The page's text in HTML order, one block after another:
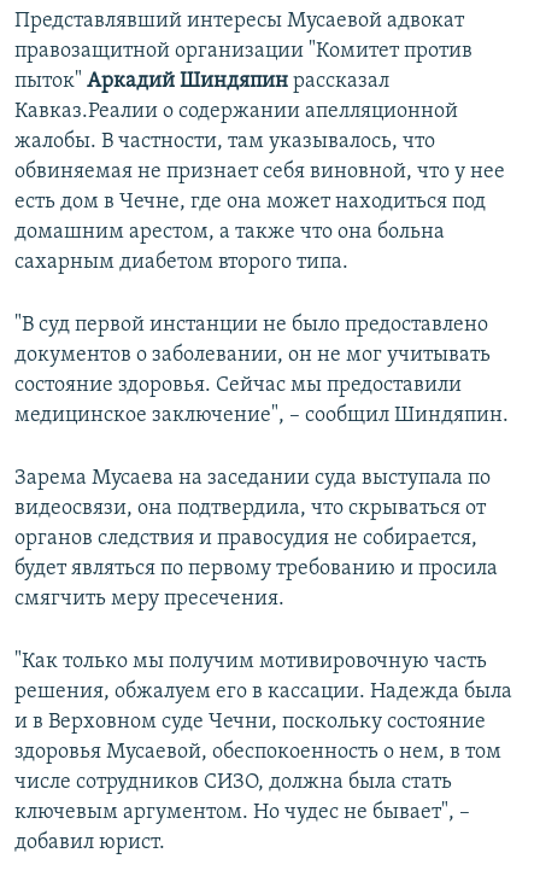
Представлявший интересы Мусаевой адвокат
правозащитной организации "Комитет против
пыток" Аркадий Шиндяпин рассказал
Кавказ.Реалии о содержании апелляционной
жалобы. В частности, там указывалось, что
обвиняемая не признает себя виновной, что у нее
есть дом в Чечне, где она может находиться под
домашним арестом, а также что она больна
сахарным диабетом второго типа.
"В суд первой инстанции не было предоставлено
документов о заболевании, он не мог учитывать
состояние здоровья. Сейчас мы предоставили
медицинское заключение", – сообщил Шиндяпин.
Зарема Мусаева на заседании суда выступала по
видеосвязи, она подтвердила, что скрываться от
органов следствия и правосудия не собирается,
будет являться по первому требованию и просила
смягчить меру пресечения.
"Как только мы получим мотивировочную часть
решения, обжалуем его в кассации. Надежда была
и в Верховном суде Чечни, поскольку состояние
здоровья Мусаевой, обеспокоенность о нем, в том
числе сотрудников СИЗО, должна была стать
ключевым аргументом. Но чудес не бывает", –
добавил юрист.